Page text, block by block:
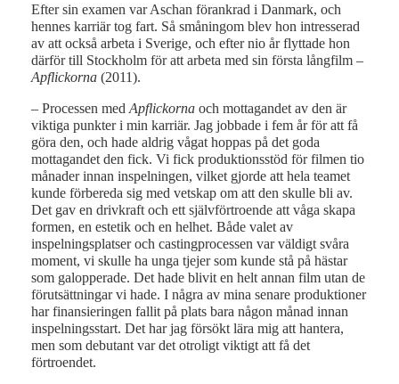
Efter sin examen var Aschan förankrad i Danmark, och
hennes karriär tog fart. Så småningom blev hon intresserad
av att också arbeta i Sverige, och efter nio år flyttade hon
därför till Stockholm för att arbeta med sin första långfilm –
Apflickorna (2011).
– Processen med Apflickorna och mottagandet av den är
viktiga punkter i min karriär. Jag jobbade i fem år för att få
göra den, och hade aldrig vågat hoppas på det goda
mottagandet den fick. Vi fick produktionsstöd för filmen tio
månader innan inspelningen, vilket gjorde att hela teamet
kunde förbereda sig med vetskap om att den skulle bli av.
Det gav en drivkraft och ett självförtroende att våga skapa
formen, en estetik och en helhet. Både valet av
inspelningsplatser och castingprocessen var väldigt svåra
moment, vi skulle ha unga tjejer som kunde stå på hästar
som galopperade. Det hade blivit en helt annan film utan de
förutsättningar vi hade. I några av mina senare produktioner
har finansieringen fallit på plats bara någon månad innan
inspelningsstart. Det har jag försökt lära mig att hantera,
men som debutant var det otroligt viktigt att få det
förtroendet.